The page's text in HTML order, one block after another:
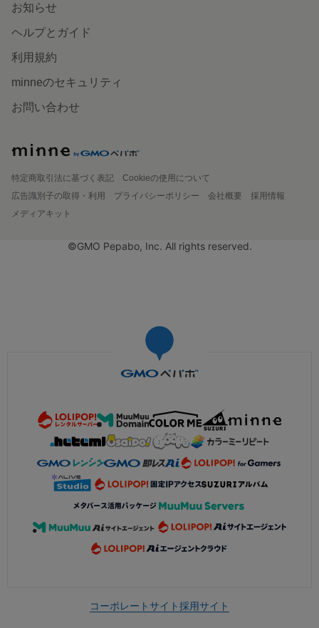
お知らせ
ヘルプとガイド
利用規約
minneのセキュリティ
お問い合わせ
特定商取引法に基づく表記
Cookieの使用について
広告識別子の取得・利用
プライバシーポリシー 会社概要
採用情報
メディアキット
©GMO Pepabo, Inc. All rights reserved.
コーポレートサイト採用サイト